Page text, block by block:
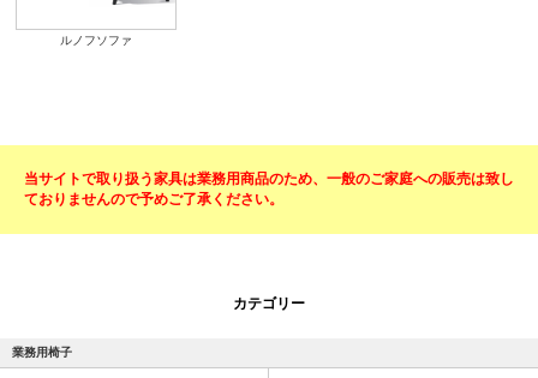
ルノフソファ
当サイトで取り扱う家具は業務用商品のため、一般のご家庭への販売は致し
ておりませんので予めご了承ください。
カテゴリー
業務用椅子